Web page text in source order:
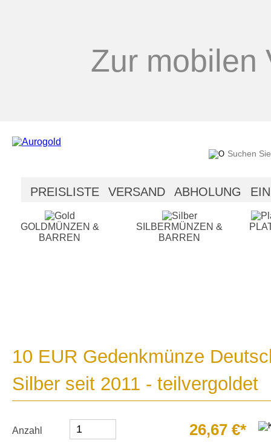
Zur mobilen
PREISLISTE VERSAND ABHOLUNG
GOLDMÜNZEN &
BARREN
SILBERMÜNZEN &
BARREN
10 EUR Gedenkmünze
Silber seit 2011 - teilvergoldet
Anzahl 26,67 €*